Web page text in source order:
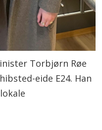
Torbjørn Røe
eide E24. Han